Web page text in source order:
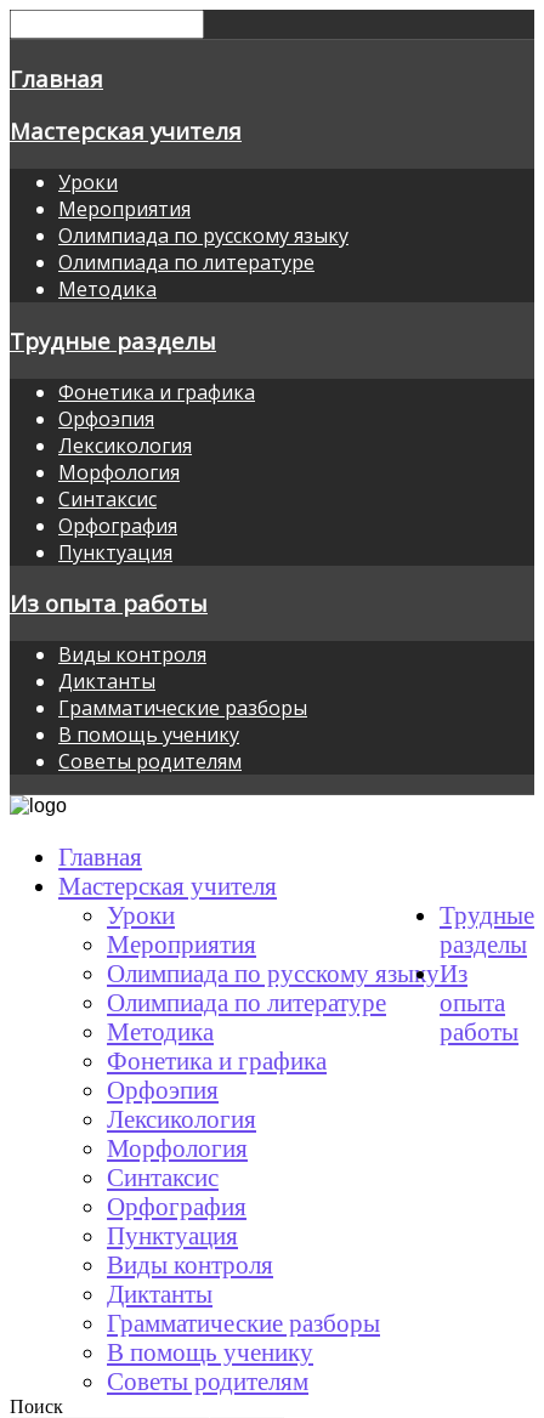
Главная
Мастерская учителя
Уроки
Мероприятия
Олимпиада по русскому языку
Олимпиада по литературе
Методика
Трудные разделы
Фонетика и графика
Орфоэпия
Лексикология
Морфология
Синтаксис
Орфография
Пунктуация
Из опыта работы
Виды контроля
Диктанты
Грамматические разборы
В помощь ученику
Советы родителям
Главная
Мастерская учителя
Уроки
Мероприятия
Олимпиада по русскому языку
Олимпиада по литературе
Методика
Трудные
разделы
Фонетика и графика
Орфоэпия
Лексикология
Морфология
Синтаксис
Орфография
Пунктуация
Из
опыта
работы
Виды контроля
Диктанты
Грамматические разборы
В помощь ученику
Советы родителям
Поиск